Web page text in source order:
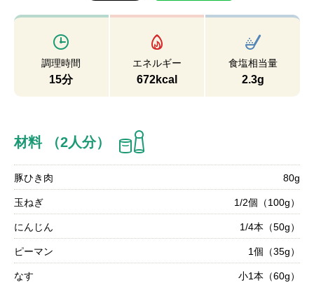
調理時間
15分
エネルギー
672kcal
食塩相当量
2.3g
材料 （2人分）
豚ひき肉 80g
玉ねぎ 1/2個（100g）
にんじん 1/4本（50g）
ピーマン 1個（35g）
なす 小1本（60g）